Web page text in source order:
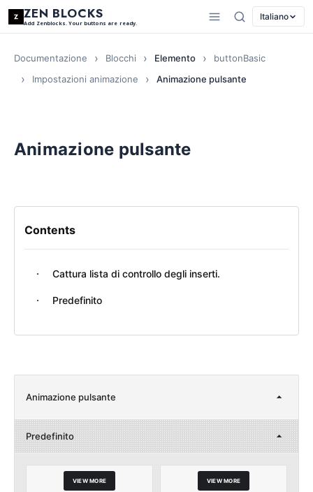
ZEN BLOCKS
Add Zenblocks. Your buttons are ready.
Italiano
Documentazione Blocchi Elemento
buttonBasic
Impostazioni animazione
Animazione pulsante
Animazione pulsante
Contents
Cattura lista di controllo degli inserti.
Predefinito
Animazione pulsante
Predefinito
VIEW MORE VIEW MORE